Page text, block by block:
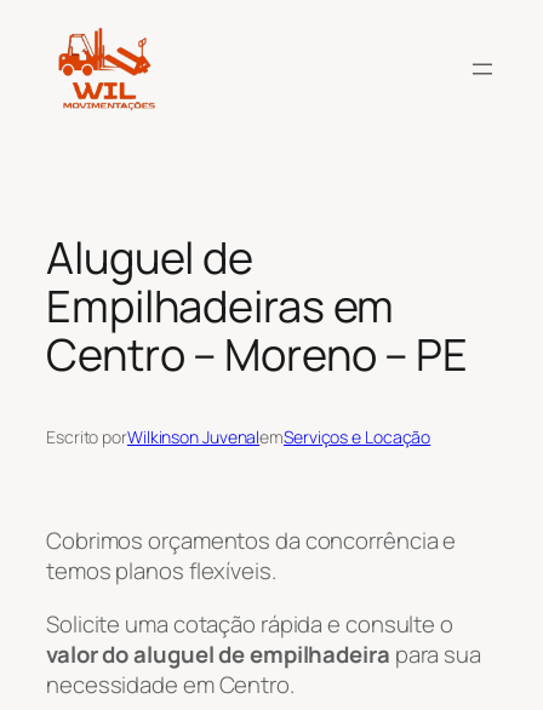
conteúdo
Aluguel de
Empilhadeiras em
Centro – Moreno – PE
Escrito porWilkinson JuvenalemServiços e Locação
Cobrimos orçamentos da concorrência e
temos planos flexíveis.
Solicite uma cotação rápida e consulte o
valor do aluguel de empilhadeira para sua
necessidade em Centro.